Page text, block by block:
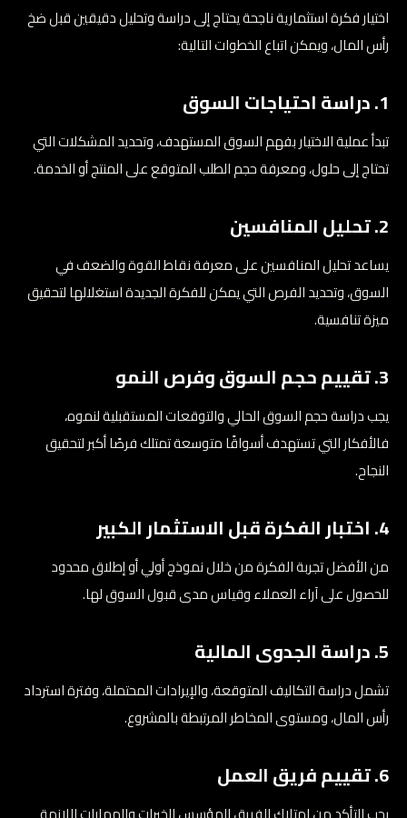
اختيار فكرة استثمارية ناجحة يحتاج إلى دراسة وتحليل دقيقين قبل ضخ
رأس المال، ويمكن اتباع الخطوات التالية:
1. دراسة احتياجات السوق
تبدأ عملية الاختيار بفهم السوق المستهدف، وتحديد المشكلات التي
تحتاج إلى حلول، ومعرفة حجم الطلب المتوقع على المنتج أو الخدمة.
2. تحليل المنافسين
يساعد تحليل المنافسين على معرفة نقاط القوة والضعف في
السوق، وتحديد الفرص التي يمكن للفكرة الجديدة استغلالها لتحقيق
ميزة تنافسية.
3. تقييم حجم السوق وفرص النمو
يجب دراسة حجم السوق الحالي والتوقعات المستقبلية لنموه،
فالأفكار التي تستهدف أسواقًا متوسعة تمتلك فرصًا أكبر لتحقيق
النجاح.
4. اختبار الفكرة قبل الاستثمار الكبير
من الأفضل تجربة الفكرة من خلال نموذج أولي أو إطلاق محدود
للحصول على آراء العملاء وقياس مدى قبول السوق لها.
5. دراسة الجدوى المالية
تشمل دراسة التكاليف المتوقعة، والإيرادات المحتملة، وفترة استرداد
رأس المال، ومستوى المخاطر المرتبطة بالمشروع.
6. تقييم فريق العمل